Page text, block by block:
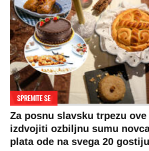
SPREMITE SE
Za posnu slavsku trpezu
izdvojiti ozbiljnu sumu
plata ode na svega 20 gostiju